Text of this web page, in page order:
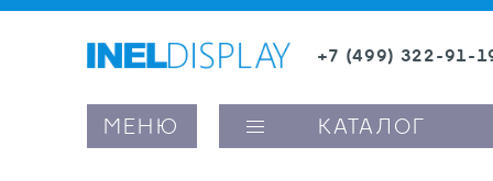
+7 (499) 322-91-
Заказать звонок
МЕНЮ КАТАЛОГ